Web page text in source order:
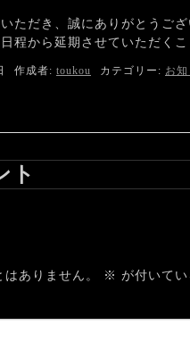
ただき、誠にありがとうご
程から延期させていただく
作成者: toukou カテゴリー: お
ト
ありません。 ※ が付いて